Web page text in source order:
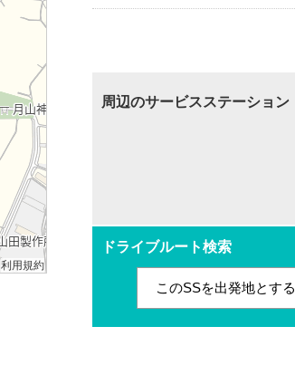
利用規約
周辺のサービスステーション
ドライブルート検索
このSSを出発地とする